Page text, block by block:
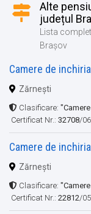
Alte
județul
Lista
Brașov
Camere de
Zărnești
Clasificare:
Certificat Nr.: 32708/
Camere de
Zărnești
Clasificare:
Certificat Nr.: 22812/